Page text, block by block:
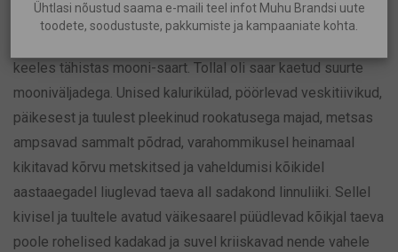
keeles tähistas mooni-saart. Tollal oli saar kaetud suurte
mooniväljadega. Unised kalurikülad, pöörlevad veskitiivikud,
päikesest ja tuulest pleekinud rookatusega majad, metsas
ampsavad sammalt põdrad, varahommikusel heinamaal
kikitavad kõrvu metskitsed ja vaheldumisi kõikidel
aastaaegadel liuglevad taeva all sadakond linnuliiki. Sellel
kivisel ja tuultele avatud väikesaarel püüdlevad kõikjal taeva
poole rohelised kadakad ja suvel kriiskavad nende vahele
Ühtlasi nõustud saama e-maili teel infot Muhu Brandsi uute
toodete, soodustuste, pakkumiste ja kampaaniate kohta.